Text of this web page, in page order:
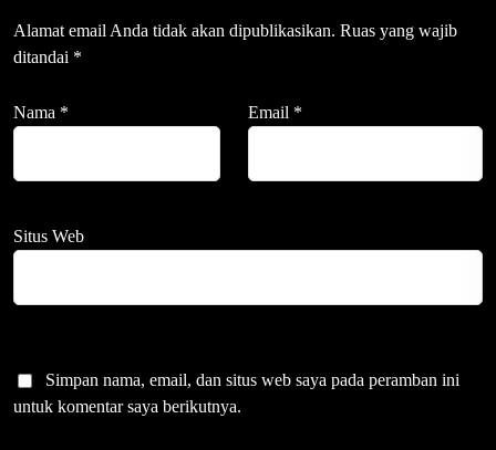
Alamat email Anda tidak akan dipublikasikan. Ruas yang wajib
ditandai *
Nama * Email *
Situs Web
Simpan nama, email, dan situs web saya pada peramban ini
untuk komentar saya berikutnya.